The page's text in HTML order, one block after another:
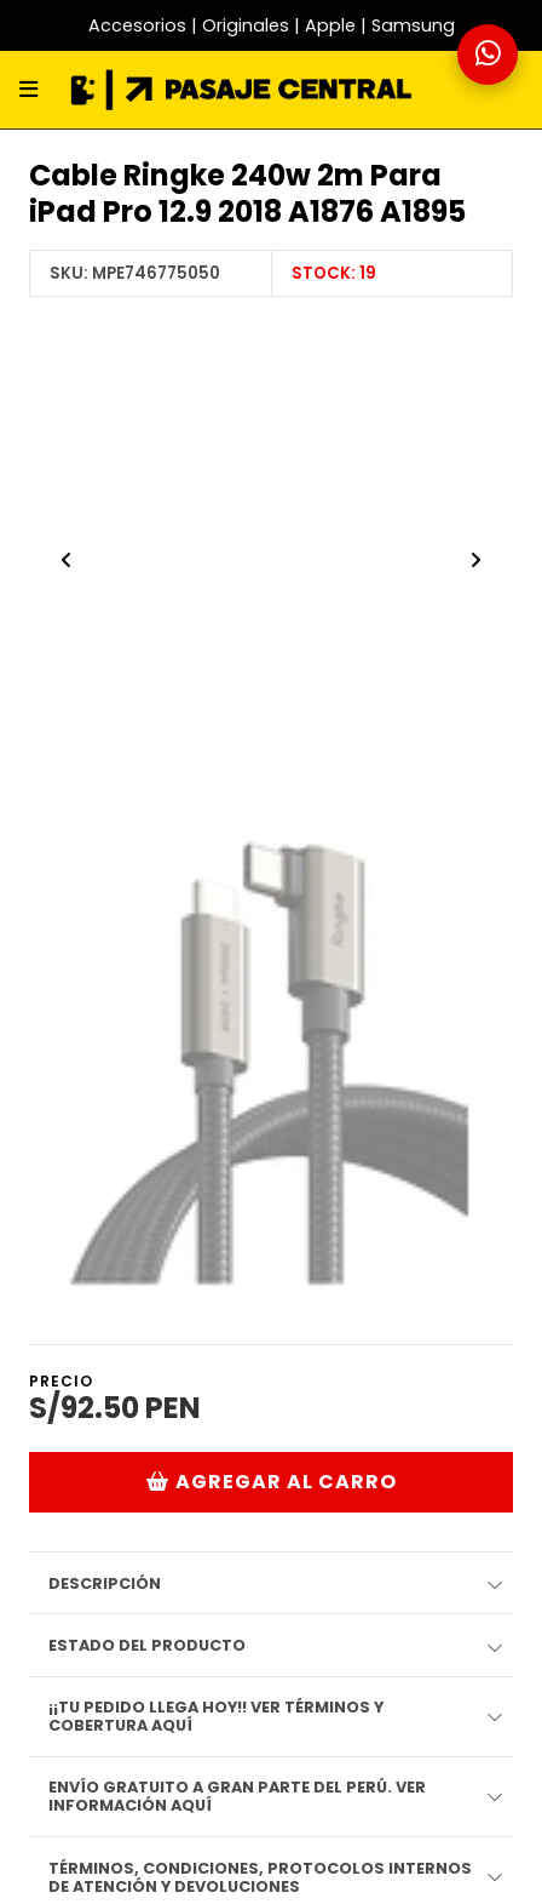
Accesorios | Originales | Apple | Samsung
Cable Ringke 240w 2m Para
iPad Pro 12.9 2018 A1876 A1895
SKU: MPE746775050 STOCK: 19
PRECIO
S/92.50 PEN
AGREGAR AL CARRO
DESCRIPCIÓN
ESTADO DEL PRODUCTO
¡¡TU PEDIDO LLEGA HOY!! VER TÉRMINOS Y
COBERTURA AQUÍ
ENVÍO GRATUITO A GRAN PARTE DEL PERÚ. VER
INFORMACIÓN AQUÍ
TÉRMINOS, CONDICIONES, PROTOCOLOS INTERNOS
DE ATENCIÓN Y DEVOLUCIONES